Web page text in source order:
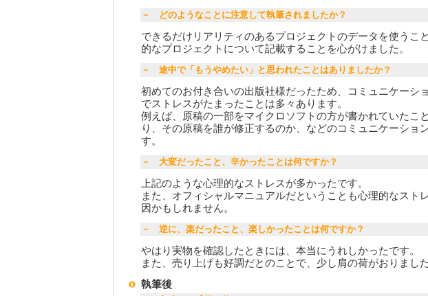
－ どのようなことに注意して執筆されましたか？
できるだけリアリティのあるプロジェクトのデータを使うこ
的なプロジェクトについて記載することを心がけました。
－ 途中で「もうやめたい」と思われたことはありましたか？
初めてのお付き合いの出版社様だったため、コミュニケーシ
でストレスがたまったことは多々あります。
例えば、原稿の一部をマイクロソフトの方が書かれていたこ
り、その原稿を誰が修正するのか、などのコミュニケーショ
す。
－ 大変だったこと、辛かったことは何ですか？
上記のような心理的なストレスが多かったです。
また、オフィシャルマニュアルだということも心理的なスト
因かもしれません。
－ 逆に、楽だったこと、楽しかったことは何ですか？
やはり実物を確認したときには、本当にうれしかったです。
また、売り上げも好調だとのことで、少し肩の荷がおりました
執筆後